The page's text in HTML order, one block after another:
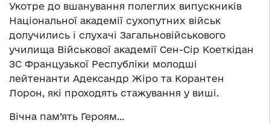
Укотре до вшанування полеглих випускників
Національної академії сухопутних військ
долучились і слухачі Загальновійськового
училища Військової академії Сен-Сір Коеткідан
ЗС Французької Республіки молодші
лейтенанти Адександр Жіро та Корантен
Лорон, які проходять стажування у виші.
Вічна пам’ять Героям…